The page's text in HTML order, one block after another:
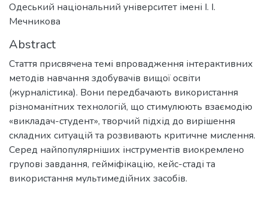
Одеський національний університет імені І. І.
Мечникова
Abstract
Стаття присвячена темі впровадження інтерактивних
методів навчання здобувачів вищої освіти
(журналістика). Вони передбачають використання
різноманітних технологій, що стимулюють взаємодію
«викладач-студент», творчий підхід до вирішення
складних ситуацій та розвивають критичне мислення.
Серед найпопулярніших інструментів виокремлено
групові завдання, гейміфікацію, кейс-стаді та